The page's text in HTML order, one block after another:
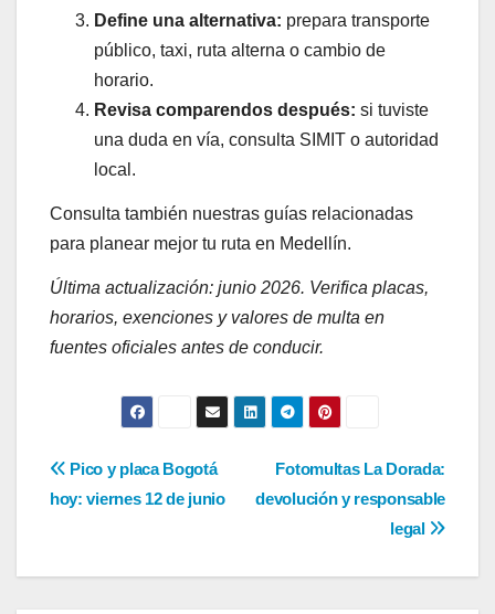
Define una alternativa: prepara transporte
público, taxi, ruta alterna o cambio de
horario.
Revisa comparendos después: si tuviste
una duda en vía, consulta SIMIT o autoridad
local.
Consulta también nuestras guías relacionadas
para planear mejor tu ruta en Medellín.
Última actualización: junio 2026. Verifica placas,
horarios, exenciones y valores de multa en
fuentes oficiales antes de conducir.
Navegación
de
Fotomultas La Dorada:
devolución y responsable
legal
Pico y placa Bogotá
hoy: viernes 12 de junio